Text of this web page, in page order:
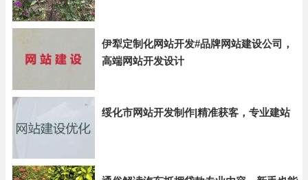
伊犁定制化网站开发#品牌网站建设公司，
高端网站开发设计
绥化市网站开发制作|精准获客，专业建站